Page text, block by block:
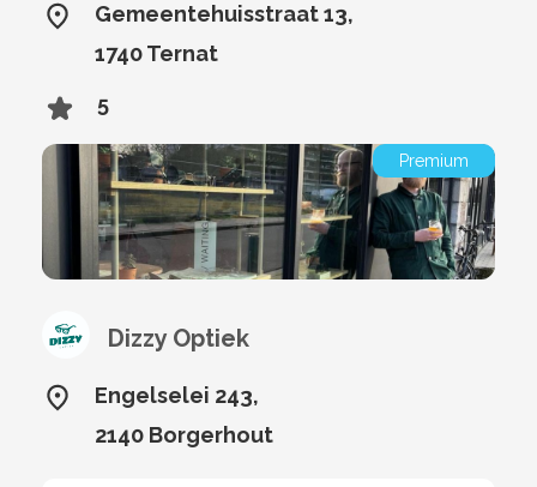
Gemeentehuisstraat 13,
1740 Ternat
5
Premium
Dizzy Optiek
Engelselei 243,
2140 Borgerhout